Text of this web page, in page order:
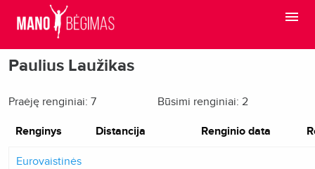
Paulius Laužikas
Praėję renginiai: 7 Būsimi renginiai: 2
Renginys Distancija Renginio data
Eurovaistinės